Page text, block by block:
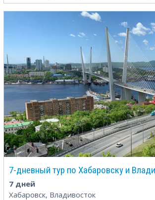
7-дневный тур по Хабаровску и
7 дней
Хабаровск, Владивосток